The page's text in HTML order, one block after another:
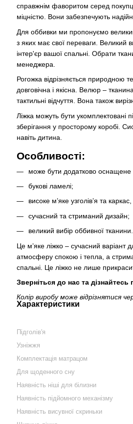
справжнім фаворитом серед
міцністю. Вони забезпечують
Для оббивки ми пропонуємо
з яких має свої переваги. Великий
інтер'єр вашої спальні. Обрати
менеджера.
Рогожка відрізняється природною
довговічна і якісна. Велюр –
тактильні відчуття. Вона також
Ліжка можуть бути укомплектовані
зберігання у просторому коробі.
навіть дитина.
Особливості:
може бути додатково оснащене
букові ламелі;
високе м’яке узголів’я та
сучасний та стриманий дизайн;
великий вибір оббивної тканини.
Це м’яке ліжко – сучасний
атмосферу спокою і тепла, а
спальні. Це ліжко не лише
Зверніться до нас та
Колір виробу може відрізнятися
Характеристики
Підголів'я
Узніжжя
Комплектація матрацом
Для щоденного сну
Наявність ніші для білизни
Наявність підйомного механізму
Наявність висувної скриньки